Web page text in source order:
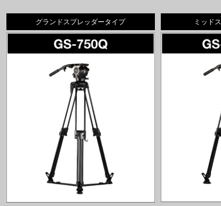
グランドスプレッダータイプ ミッド